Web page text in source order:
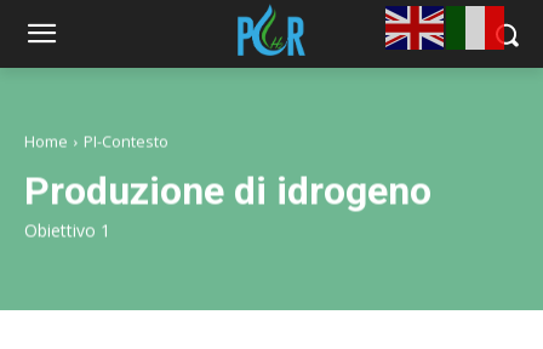
Home PI-Contesto
Produzione di idrogeno
Obiettivo 1